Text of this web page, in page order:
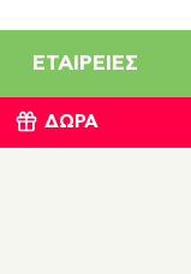
ΕΤΑΙΡΕΊΕΣ
ΔΏΡΑ